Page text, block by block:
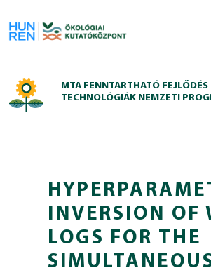
MTA FENNTARTHATÓ FEJLŐDÉS
TECHNOLÓGIÁK NEMZETI
INVERSION OF
LOGS FOR THE